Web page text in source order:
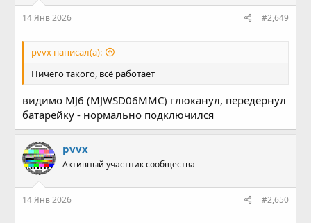
14 Янв 2026 #2,649
pvvx написал(а):
Ничего такого, всё работает
видимо MJ6 (MJWSD06MMC) глюканул, передернул
батарейку - нормально подключился
pvvx
Активный участник сообщества
14 Янв 2026 #2,650